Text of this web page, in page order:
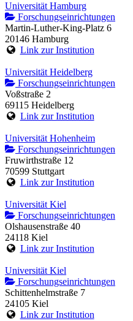
Universität Hamburg
Forschungseinrichtungen
Martin-Luther-King-Platz 6
20146 Hamburg
Link zur Institution
Universität Heidelberg
Forschungseinrichtungen
Voßstraße 2
69115 Heidelberg
Link zur Institution
Universität Hohenheim
Forschungseinrichtungen
Fruwirthstraße 12
70599 Stuttgart
Link zur Institution
Universität Kiel
Forschungseinrichtungen
Olshausenstraße 40
24118 Kiel
Link zur Institution
Universität Kiel
Forschungseinrichtungen
Schittenhelmstraße 7
24105 Kiel
Link zur Institution